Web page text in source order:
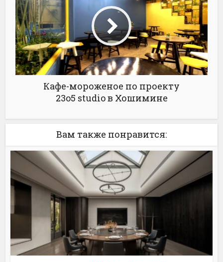
Кафе-мороженое по проекту
23o5 studio в Хошимине
Вам также понравится: